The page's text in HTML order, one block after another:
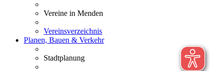
Vereine in Menden
Vereinsverzeichnis
Planen, Bauen & Verkehr
Stadtplanung